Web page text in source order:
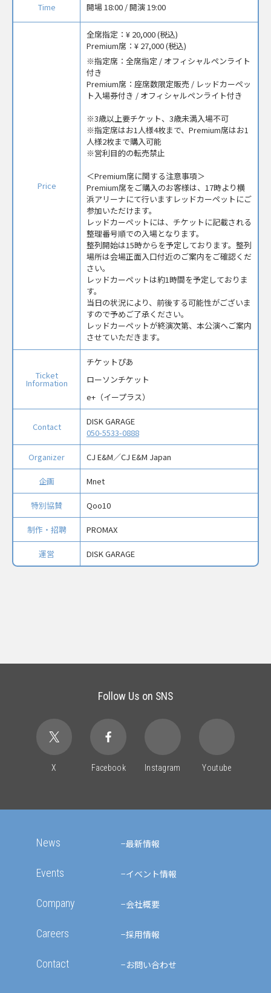
Time 開場 18:00 / 開演 19:00
Price
全席指定： ¥ 20,000 (税込)
Premium席： ¥ 27,000 (税込)
指定席：全席指定 / オフィシャルペンライト
付き
Premium席：座席数限定販売 / レッドカーペッ
ト入場券付き / オフィシャルペンライト付き
※3歳以上要チケット、3歳未満入場不可
※指定席はお1人様4枚まで、Premium席はお1
人様2枚まで購入可能
※営利目的の転売禁止
＜Premium席に関する注意事項＞
Premium席をご購入のお客様は、17時より横
浜アリーナにて行いますレッドカーペットにご
参加いただけます。
レッドカーペットには、チケットに記載される
整理番号順での入場となります。
整列開始は15時からを予定しております。整列
場所は会場正面入口付近のご案内をご確認くだ
さい。
レッドカーペットは約1時間を予定しておりま
す。
当日の状況により、前後する可能性がございま
すので予めご了承ください。
レッドカーペットが終演次第、本公演へご案内
させていただきます。
Ticket
Information
チケットぴあ
ローソンチケット
e+（イープラス）
Contact
DISK GARAGE
050-5533-0888
Organizer CJ E&M／CJ E&M Japan
企画 Mnet
特別協賛 Qoo10
制作・招聘 PROMAX
運営 DISK GARAGE
Follow Us on SNS
X Facebook Instagram Youtube
News 最新情報
Events イベント情報
Company 会社概要
Careers 採用情報
Contact お問い合わせ